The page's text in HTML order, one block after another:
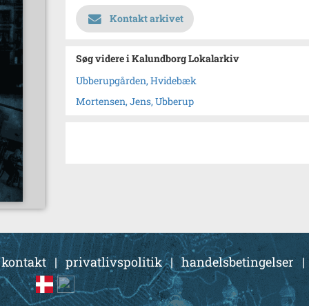
Kontakt arkivet
Søg videre i Kalundborg Lokalarkiv
Ubberupgården, Hvidebæk
Mortensen, Jens, Ubberup
kontakt| privatlivspolitik|handelsbetingelser |